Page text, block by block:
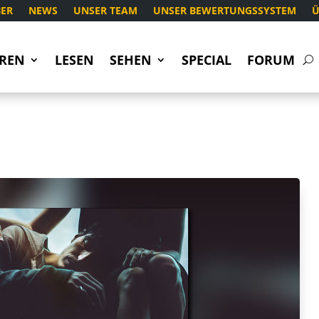
NEWS UNSER TEAM UNSER BEWERTUNGSSYSTEM
LESEN SEHEN SPECIAL FORUM